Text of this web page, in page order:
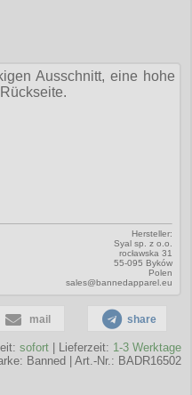
Ausschnitt, eine hohe
Hersteller:
Syal sp. z o.o.
rocławska 31
55-095 Byków
Polen
sales@bannedapparel.eu
mail share
sofort | Lieferzeit: 1-3 Werktage
Banned Art.-Nr.: BADR16502